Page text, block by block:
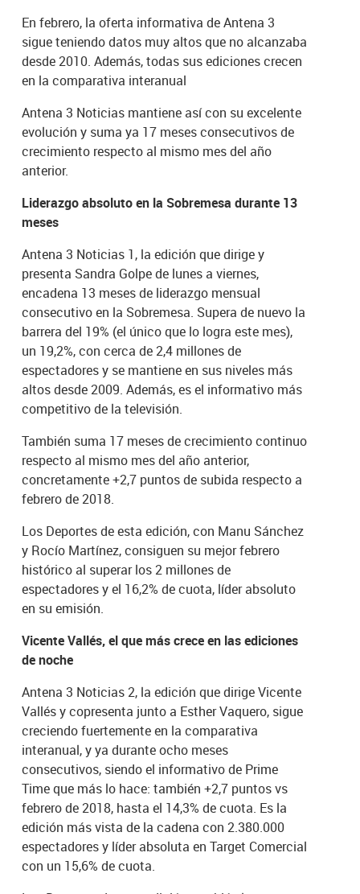
En febrero, la oferta informativa de Antena 3
sigue teniendo datos muy altos que no alcanzaba
desde 2010. Además, todas sus ediciones crecen
en la comparativa interanual
Antena 3 Noticias mantiene así con su excelente
evolución y suma ya 17 meses consecutivos de
crecimiento respecto al mismo mes del año
anterior.
Liderazgo absoluto en la Sobremesa durante 13
meses
Antena 3 Noticias 1, la edición que dirige y
presenta Sandra Golpe de lunes a viernes,
encadena 13 meses de liderazgo mensual
consecutivo en la Sobremesa. Supera de nuevo la
barrera del 19% (el único que lo logra este mes),
un 19,2%, con cerca de 2,4 millones de
espectadores y se mantiene en sus niveles más
altos desde 2009. Además, es el informativo más
competitivo de la televisión.
También suma 17 meses de crecimiento continuo
respecto al mismo mes del año anterior,
concretamente +2,7 puntos de subida respecto a
febrero de 2018.
Los Deportes de esta edición, con Manu Sánchez
y Rocío Martínez, consiguen su mejor febrero
histórico al superar los 2 millones de
espectadores y el 16,2% de cuota, líder absoluto
en su emisión.
Vicente Vallés, el que más crece en las ediciones
de noche
Antena 3 Noticias 2, la edición que dirige Vicente
Vallés y copresenta junto a Esther Vaquero, sigue
creciendo fuertemente en la comparativa
interanual, y ya durante ocho meses
consecutivos, siendo el informativo de Prime
Time que más lo hace: también +2,7 puntos vs
febrero de 2018, hasta el 14,3% de cuota. Es la
edición más vista de la cadena con 2.380.000
espectadores y líder absoluta en Target Comercial
con un 15,6% de cuota.